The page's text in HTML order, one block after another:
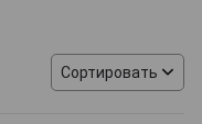
Сортировать